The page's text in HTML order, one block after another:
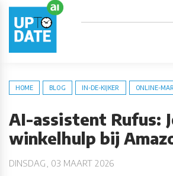
HOME BLOG IN-DE-KIJKER ONLINE-
AI-assistent Rufus:
winkelhulp bij
DINSDAG, 03 MAART 2026